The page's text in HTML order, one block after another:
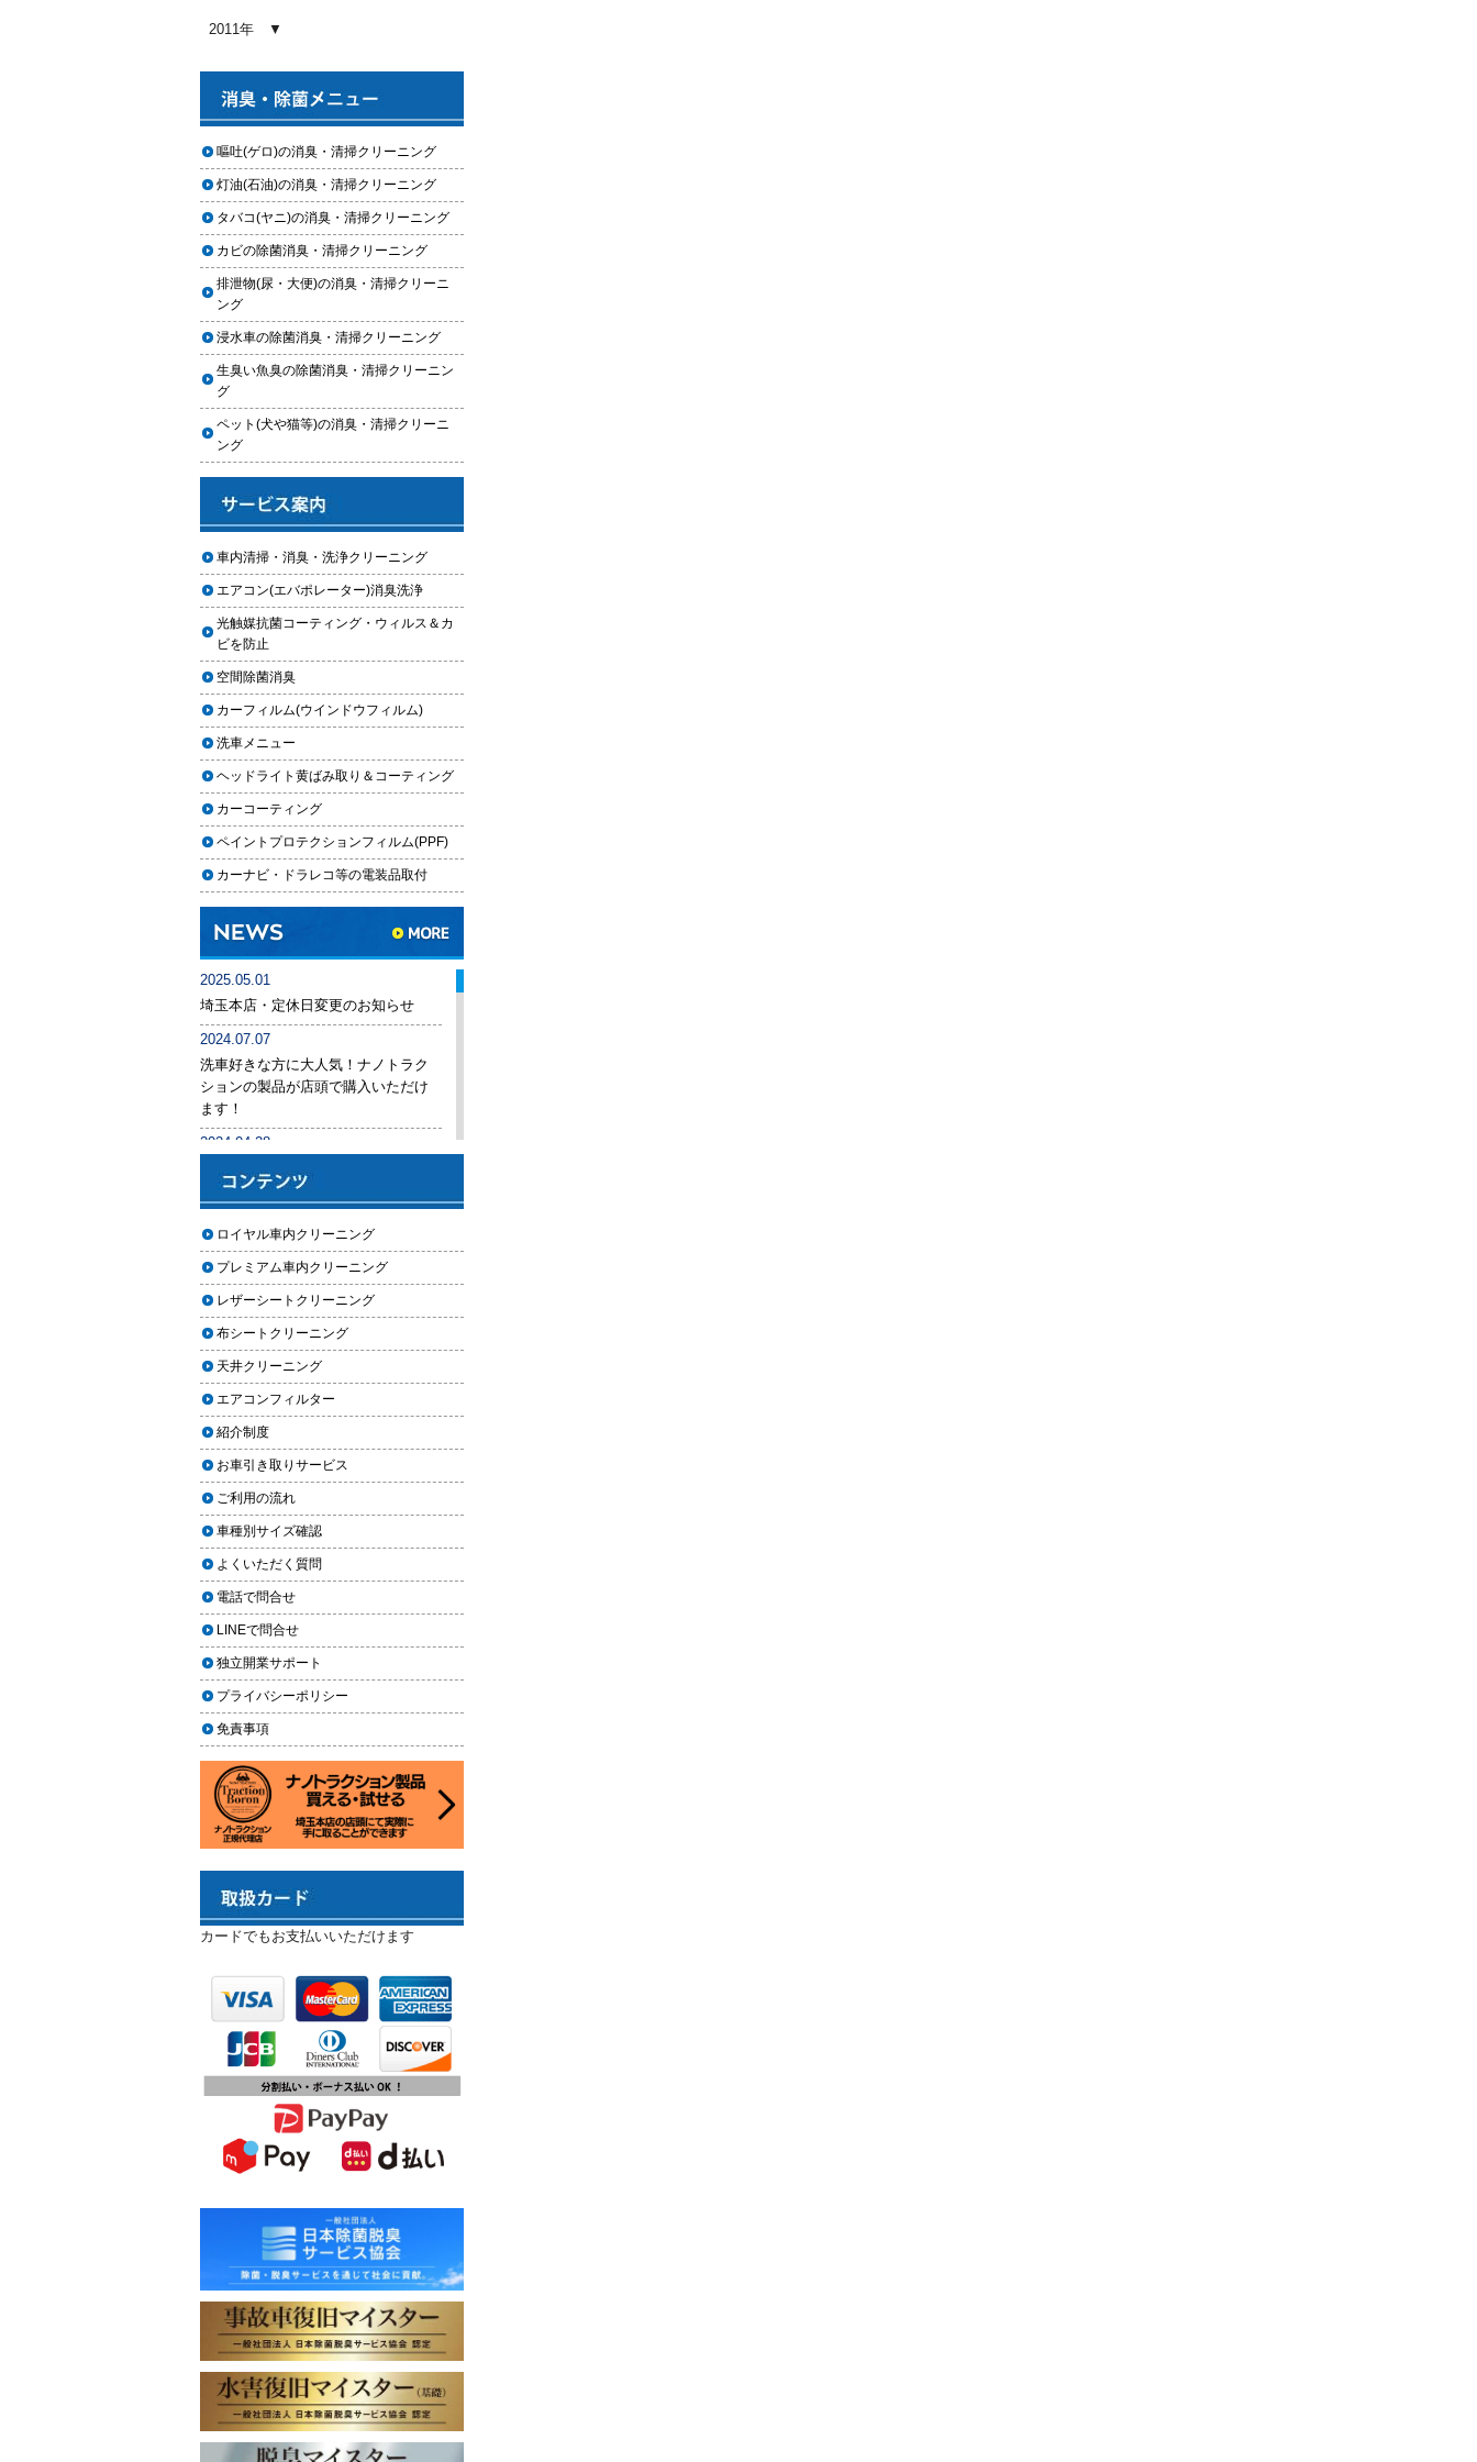
別に徹底比較
2026.01.02
ヘッドライト黄ばみ取りの料金相
場｜イエローハット・オートバッ
クス・専門店を徹底比較【2026年
版】
2026.01.01
【2026年版】イエローハットのカ
ーフィルム料金はいくら？施工内
容・相場・安くするコツ
2025.12.05
車のヘッドライト交換のタイミン
グと費用
2025.12.04
車のサスペンション交換の必要性
車のフロントガラス交換の料金相
場と作業手順
車のドアロック修理の料金と作業
手順
【2026年最新】車の花粉シミを
「科学」で制す。雨上がりの固着
を防ぐ「足軽加工」と抗酸化防衛
論
車内クリーニングは自分ででき
る？DIY清掃と業者依頼の違い・限
界を徹底解説
車内クリーニングで失敗する人の
共通点｜やってはいけない5つの判
断ミス
後悔しないために必ず確認すべき5
つのポイント
果を感じない人が見落としている3
つの原因
【2026年版】車内クリーニングは
自分でできる？プロに頼むべき境
界線と失敗例
い原因とは？タバコ・ペット・カ
ビ別の正しい対処法
【2026年版】車内クリーニングは
どこまでやるべき？目的別おすす
め内容と費用目安
【2026年版】車内クリーニングの
料金相場はいくら？内容別・業者
別に徹底比較
ヘッドライト黄ばみ取りの料金相
場｜イエローハット・オートバッ
クス・専門店を徹底比較【2026年
版】
【2026年版】イエローハットのカ
ーフィルム料金はいくら？施工内
容・相場・安くするコツ
車のヘッドライト交換のタイミン
グと費用
車のサスペンション交換の必要性
と費用
車のフロントガラス交換の料金相
場と作業手順
車のドアロック修理の料金と作業
2011年
嘔吐(ゲロ)の消臭・清掃クリーニング
灯油(石油)の消臭・清掃クリーニング
タバコ(ヤニ)の消臭・清掃クリーニング
カビの除菌消臭・清掃クリーニング
排泄物(尿・大便)の消臭・清掃クリーニ
ング
浸水車の除菌消臭・清掃クリーニング
生臭い魚臭の除菌消臭・清掃クリーニン
グ
ペット(犬や猫等)の消臭・清掃クリーニ
ング
車内清掃・消臭・洗浄クリーニング
エアコン(エバポレーター)消臭洗浄
光触媒抗菌コーティング・ウィルス＆カ
ビを防止
空間除菌消臭
カーフィルム(ウインドウフィルム)
洗車メニュー
ヘッドライト黄ばみ取り＆コーティング
カーコーティング
ペイントプロテクションフィルム(PPF)
カーナビ・ドラレコ等の電装品取付
2025.05.01
埼玉本店・定休日変更のお知らせ
2024.07.07
洗車好きな方に大人気！ナノトラク
ションの製品が店頭で購入いただけ
ます！
2024.04.28
リース
2024年ゴールデンウィーク期間中の
営業予定（埼玉本店・東京足立店・
秋田能代店）
2024.03.23
埼玉のFMラジオ・NACK5で取り上げ
ていただきました
2024.03.22
埼玉本店が東京方面からこれまで以
上に利用しやすく
2024.02.29
2024年3月14日・臨時休業のお知らせ
2023.12.21
年末年始の予定（2023年-2024年）
2023.11.26
年末に「車も大掃除」をしようキャ
ンペーン
2023.11.22
「＃埼玉」という埼玉県のお店や企
業を紹介するサイトで紹介されまし
た
2023.10.30
コーティングが無料で利用できるチ
ャンス！X（旧Twitter）キャンペーン
2023.10.21
秋田県の「能代ポータル」にて得洗
隊を紹介いただきました
第15回ふじみ野市産業まつりに出店
します
2023.10.09
チバテレビ「チバテレ稼ぐ力養成講
座・講座会員インタビュー」で弊社
代表 大屋のインタビューが紹介され
2023.09.27
2023年10月1日オープン！
ロイヤル車内クリーニング
プレミアム車内クリーニング
レザーシートクリーニング
布シートクリーニング
天井クリーニング
エアコンフィルター
紹介制度
お車引き取りサービス
ご利用の流れ
車種別サイズ確認
よくいただく質問
電話で問合せ
LINEで問合せ
独立開業サポート
プライバシーポリシー
免責事項
カードでもお支払いいただけます